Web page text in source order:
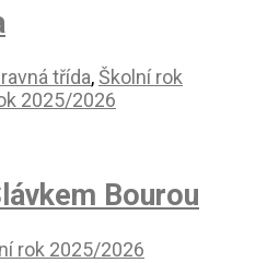
třída, Školní rok
2025/2026
Bourou
rok 2025/2026